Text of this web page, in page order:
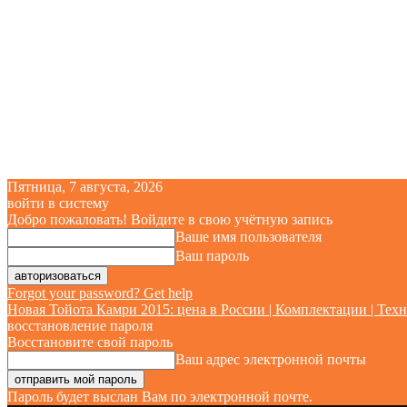
Пятница, 7 августа, 2026
войти в систему
Добро пожаловать! Войдите в свою учётную запись
Ваше имя пользователя
Ваш пароль
Forgot your password? Get help
Новая Тойота Камри 2015: цена в России | Комплектации |
восстановление пароля
Восстановите свой пароль
Ваш адрес электронной почты
Пароль будет выслан Вам по электронной почте.